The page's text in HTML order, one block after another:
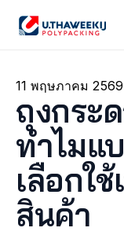
11 พฤษภาคม 2569
ถุงกระ
ทำไมแ
เลือกใ
สินค้า